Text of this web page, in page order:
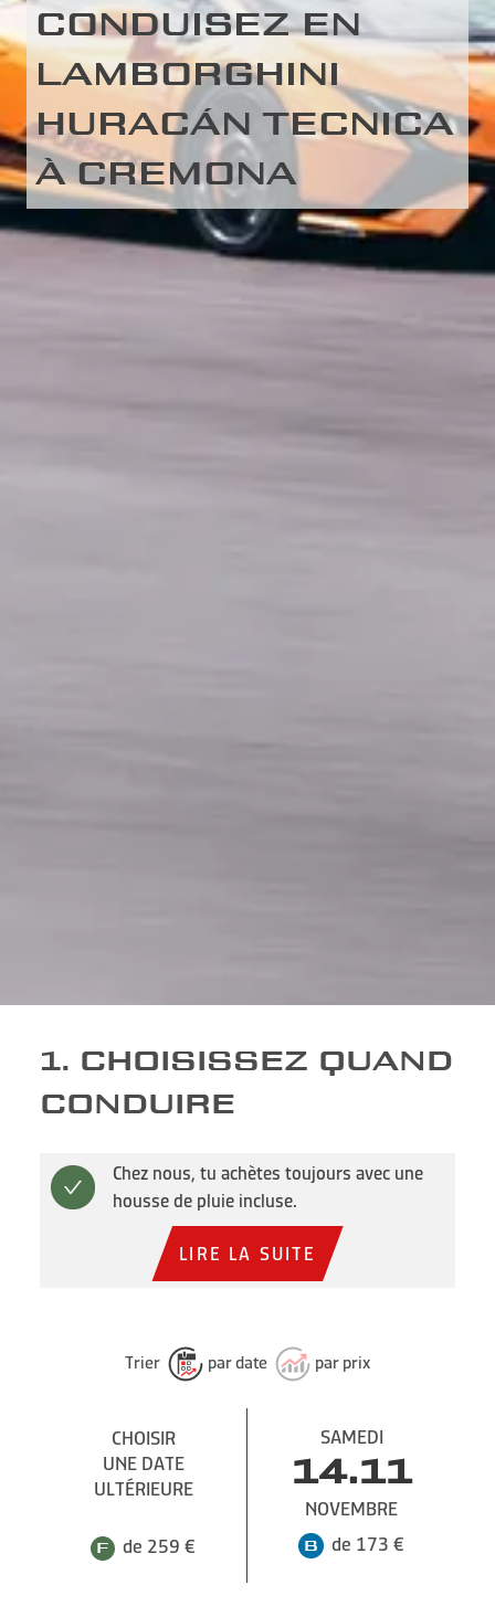
CONDUISEZ EN
LAMBORGHINI
HURACÁN TECNICA
À CREMONA
1. CHOISISSEZ QUAND
CONDUIRE
Chez nous, tu achètes toujours avec une
housse de pluie incluse.
LIRE LA SUITE
Trier par date par prix
CHOISIR
UNE DATE
ULTÉRIEURE
de 259 €
SAMEDI
14.11
NOVEMBRE
de 173 €